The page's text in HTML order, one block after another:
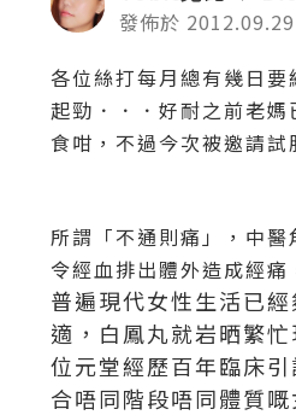
發佈於 2012.09.29
各位絲打每月總有幾日
起勁．．．好耐之前老
食咁，不過今次被邀請試
所謂「不通則痛」，中
令經血排出體外造成經
普遍現代女性生活已
適，白鳳丸就岩晒繁
位元堂經歷百年臨床
合唔同階段唔同體質嘅